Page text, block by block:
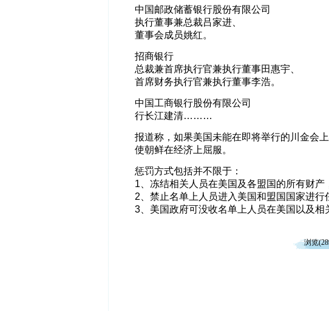
中国邮政储蓄银行股份有限公司
执行董事兼总裁吕家进、
董事会成员姚红。
招商银行
总裁兼首席执行官兼执行董事田惠宇、
首席财务执行官兼执行董事李浩。
中国工商银行股份有限公司
行长江建清………
报道称，如果美国未能在即将举行的川金会
使朝鲜在经济上屈服。
惩罚方式包括并不限于：
1、冻结相关人员在美国及各盟国的所有财产
2、禁止名单上人员进入美国和盟国国家进行
3、美国政府可没收名单上人员在美国以及相
浏览